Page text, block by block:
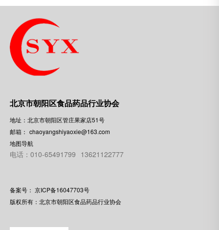
北京市朝阳区食品药品行业协会
地址：北京市朝阳区管庄果家店51号
邮箱： chaoyangshiyaoxie@163.com
地图导航
电话：010-65491799 13621122777
备案号： 京ICP备16047703号
版权所有：北京市朝阳区食品药品行业协会